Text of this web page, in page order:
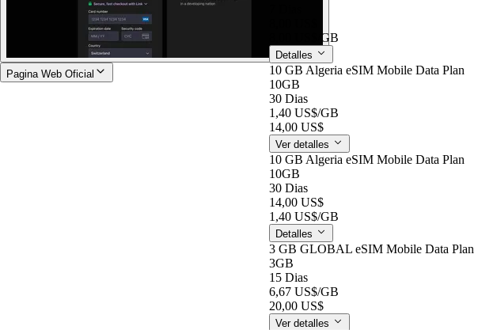
Pagina Web Oficial
/GB
Detalles
10 GB Algeria eSIM Mobile Data Plan
10GB
30 Dias
1,40 US$/GB
14,00 US$
Ver detalles
10 GB Algeria eSIM Mobile Data Plan
10GB
30 Dias
14,00 US$
1,40 US$/GB
Detalles
3 GB GLOBAL eSIM Mobile Data Plan
3GB
15 Dias
6,67 US$/GB
20,00 US$
Ver detalles